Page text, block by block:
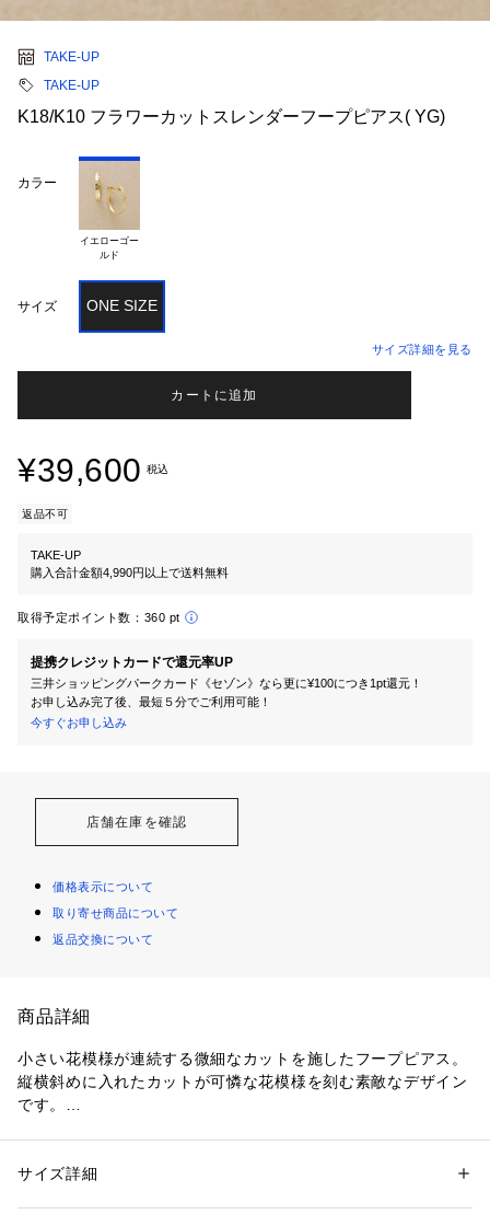
TAKE-UP
TAKE-UP
K18/K10 フラワーカットスレンダーフープピアス( YG)
カラー
イエローゴー
サイズ ONE SIZE
サイズ詳細を見る
カートに追加
¥39,600 税込
返品不可
TAKE-UP
購入合計金額4,990円以上で送料無料
取得予定ポイント数： 360 pt
提携クレジットカードで還元率UP
三井ショッピングパークカード《セゾン》なら更に¥100につき1pt還元！
お申し込み完了後、最短５分でご利用可能！
今すぐお申し込み
店舗在庫を確認
価格表示について
取り寄せ商品について
返品交換について
商品詳細
小さい花模様が連続する微細なカットを施したフープピアス。
縦横斜めに入れたカットが可憐な花模様を刻む素敵なデザイン
です。
性別：レディース
素材：Ｋ10イエローゴールド( ポスト部分のみＫ18イエローゴールド)
サイズ詳細